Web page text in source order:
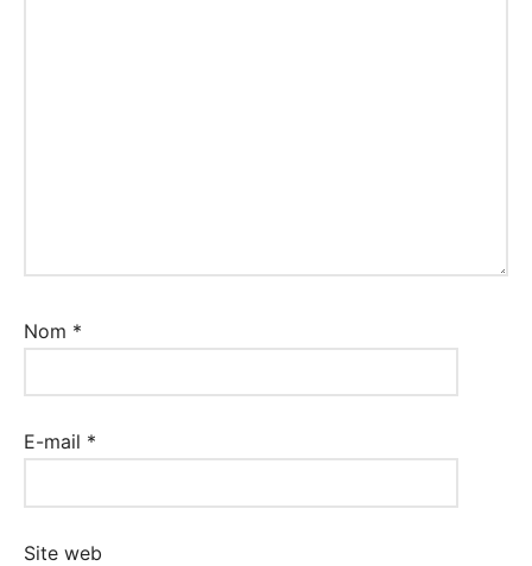
Nom *
E-mail *
Site web